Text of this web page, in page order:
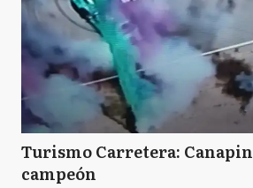
Turismo Carretera:
campeón